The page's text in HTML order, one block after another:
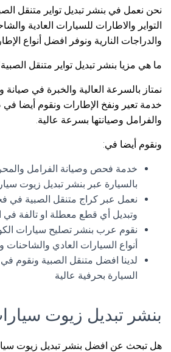
نحن نعمل في بنشر تبديل تواير متنقل
التواير والاطارات للسيارات العادية
والدراجات النارية ونوفر افضل أنواع
ما هي مزيا بنشر تبديل تواير متنقل
نمتاز بالسرعة العالية والخبرة في
خدمة تعير ونفخ الإطارات ونقوم أيضا
والفرامل وصيانتها بسرعة عالية.
ونقوم أيضا في:
خدمة فحص وصيانة الفرامل
بالسيارة عبر بنشر تبديل زيوت
نعمل عبر كراج متنقل الصبية في
وتبديل أي قطع معطلة او تالفة في
نقوم عرب بنشر تصليح سيارات
أنواع السيارات العادي والشاحنات
لدينا افضل متنقل الصبية ونقوم
السيارة بحرفية عالية
بنشر تبديل زيوت
هل تبحث عن افضل بنشر تبديل زيوت